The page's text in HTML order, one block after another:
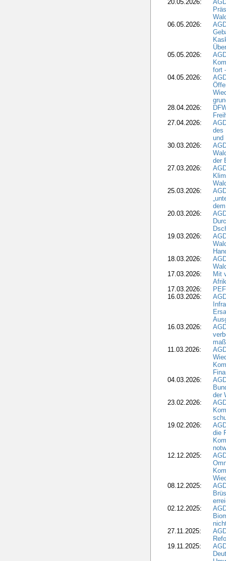
20.05.2026:
06.05.2026:
05.05.2026:
fort
04.05.2026:
28.04.2026:
27.04.2026:
des
und
30.03.2026:
der
27.03.2026:
25.03.2026:
20.03.2026:
19.03.2026:
18.03.2026:
17.03.2026:
Mit
17.03.2026:
16.03.2026:
16.03.2026:
11.03.2026:
04.03.2026:
der
23.02.2026:
19.02.2026:
die
12.12.2025:
08.12.2025:
02.12.2025:
27.11.2025:
19.11.2025: